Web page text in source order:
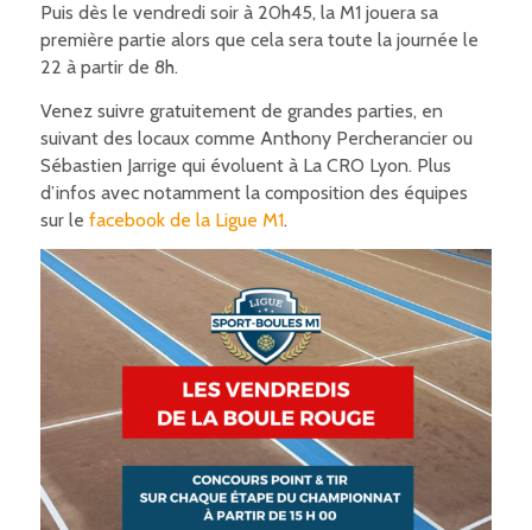
Puis dès le vendredi soir à 20h45, la M1 jouera sa
première partie alors que cela sera toute la journée le
22 à partir de 8h.
Venez suivre gratuitement de grandes parties, en
suivant des locaux comme Anthony Percherancier ou
Sébastien Jarrige qui évoluent à La CRO Lyon. Plus
d’infos avec notamment la composition des équipes
sur le facebook de la Ligue M1.